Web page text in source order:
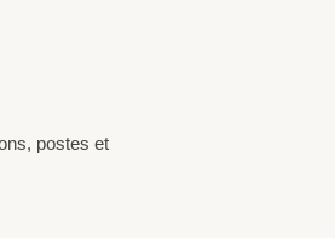
postes et